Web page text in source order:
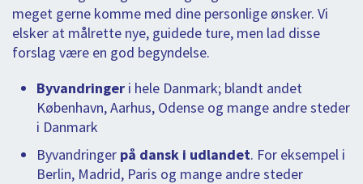
meget gerne komme med dine personlige ønsker. Vi
elsker at målrette nye, guidede ture, men lad disse
forslag være en god begyndelse.
Byvandringer i hele Danmark; blandt andet
København, Aarhus, Odense og mange andre steder
i Danmark
Byvandringer på dansk i udlandet. For eksempel i
Berlin, Madrid, Paris og mange andre steder